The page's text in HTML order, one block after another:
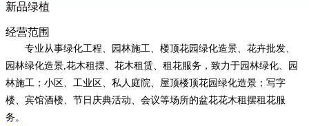
新品绿植
经营范围
专业从事绿化工程、园林施工、楼顶花园绿化造景、花卉批发、
园林绿化造景,花木租摆、花木租赁、租花服务，致力于园林绿化、园
林施工；小区、工业区、私人庭院、屋顶楼顶花园绿化造景；写字
楼、宾馆酒楼、节日庆典活动、会议等场所的盆花花木租摆租花服
务。